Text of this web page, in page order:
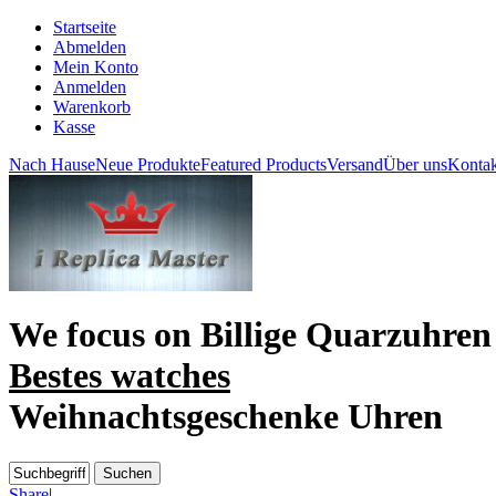
Startseite
Abmelden
Mein Konto
Anmelden
Warenkorb
Kasse
Nach HauseNeue ProdukteFeatured ProductsVersandÜber uns
We focus on Billige Quarzuhren
Bestes watches
Weihnachtsgeschenke Uhren